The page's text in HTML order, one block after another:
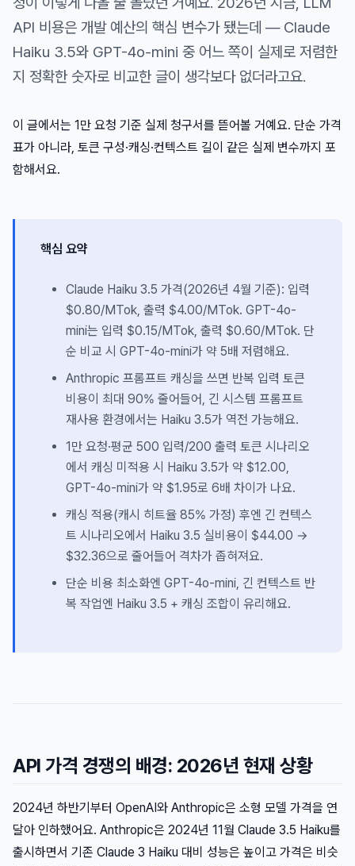
API 비용은 개발 예산의 핵심 변수가 됐는데 — Claude
Haiku 3.5와 GPT-4o-mini 중 어느 쪽이 실제로 저렴한
지 정확한 숫자로 비교한 글이 생각보다 없더라고요.
이 글에서는 1만 요청 기준 실제 청구서를 뜯어볼 거예요. 단순 가격
표가 아니라, 토큰 구성·캐싱·컨텍스트 길이 같은 실제 변수까지 포
함해서요.
핵심 요약
Claude Haiku 3.5 가격(2026년 4월 기준): 입력
$0.80/MTok, 출력 $4.00/MTok. GPT-4o-
mini는 입력 $0.15/MTok, 출력 $0.60/MTok. 단
순 비교 시 GPT-4o-mini가 약 5배 저렴해요.
Anthropic 프롬프트 캐싱을 쓰면 반복 입력 토큰
비용이 최대 90% 줄어들어, 긴 시스템 프롬프트
재사용 환경에서는 Haiku 3.5가 역전 가능해요.
1만 요청·평균 500 입력/200 출력 토큰 시나리오
에서 캐싱 미적용 시 Haiku 3.5가 약 $12.00,
GPT-4o-mini가 약 $1.95로 6배 차이가 나요.
캐싱 적용(캐시 히트율 85% 가정) 후엔 긴 컨텍스
트 시나리오에서 Haiku 3.5 실비용이 $44.00 →
$32.36으로 줄어들어 격차가 좁혀져요.
단순 비용 최소화엔 GPT-4o-mini, 긴 컨텍스트 반
복 작업엔 Haiku 3.5 + 캐싱 조합이 유리해요.
API 가격 경쟁의 배경: 2026년 현재 상황
2024년 하반기부터 OpenAI와 Anthropic은 소형 모델 가격을 연
달아 인하했어요. Anthropic은 2024년 11월 Claude 3.5 Haiku를
출시하면서 기존 Claude 3 Haiku 대비 성능은 높이고 가격은 비슷